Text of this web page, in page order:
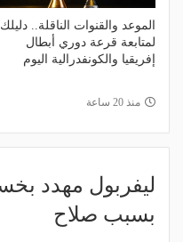
الموعد والقنوات الناقلة.. دليلك
لمتابعة قرعة دوري أبطال
إفريقيا والكونفدرالية اليوم
منذ 20 ساعة
بسبب صلاح